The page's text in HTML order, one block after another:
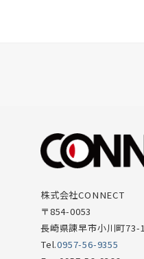
株式会社CONNECT
〒854-0053
長崎県諫早市小川町73-1
Tel.0957-56-9355